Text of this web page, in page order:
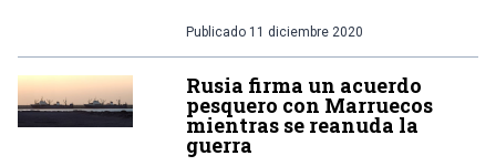
Publicado 11 diciembre 2020
Rusia firma un acuerdo
pesquero con Marruecos
mientras se reanuda la
guerra